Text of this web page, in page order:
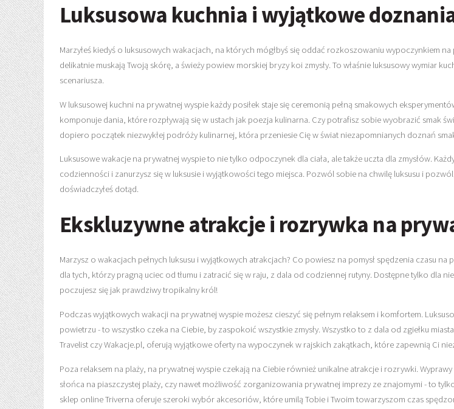
Luksusowa kuchnia i wyjątkowe
Marzyłeś kiedyś o luksusowych wakacjach, na których mógłbyś się oddać rozkoszowaniu wypoczynkiem
delikatnie muskają Twoją skórę, a świeży powiew morskiej bryzy koi zmysły. To właśnie luksusowy wymiar
scenariusza.
W luksusowej kuchni na prywatnej wyspie każdy posiłek staje się ceremonią pełną smakowych
komponuje dania, które rozpływają się w ustach jak poezja kulinarna. Czy potrafisz sobie wyobrazić smak
dopiero początek niezwykłej podróży kulinarnej, która przeniesie Cię w świat niezapomnianych doznań
Luksusowe wakacje na prywatnej wyspie to nie tylko odpoczynek dla ciała, ale także uczta dla zmysłów.
codzienności i zanurzysz się w luksusie i wyjątkowości tego miejsca. Pozwól sobie na chwilę luksusu i
doświadczyłeś dotąd.
Ekskluzywne atrakcje i rozrywka na
Marzysz o wakacjach pełnych luksusu i wyjątkowych atrakcjach? Co powiesz na pomysł spędzenia czasu
dla tych, którzy pragną uciec od tłumu i zatracić się w raju, z dala od codziennej rutyny. Dostępne tylko dla
poczujesz się jak prawdziwy tropikalny król!
Podczas wyjątkowych wakacji na prywatnej wyspie możesz cieszyć się pełnym relaksem i komfortem.
powietrzu - to wszystko czeka na Ciebie, by zaspokoić wszystkie zmysły. Wszystko to z dala od zgiełku
Travelist czy Wakacje.pl, oferują wyjątkowe oferty na wypoczynek w rajskich zakątkach, które zapewnią Ci
Poza relaksem na plaży, na prywatnej wyspie czekają na Ciebie również unikalne atrakcje i rozrywki.
słońca na piaszczystej plaży, czy nawet możliwość zorganizowania prywatnej imprezy ze znajomymi - to
sklep online Triverna oferuje szeroki wybór akcesoriów, które umilą Tobie i Twoim towarzyszom czas